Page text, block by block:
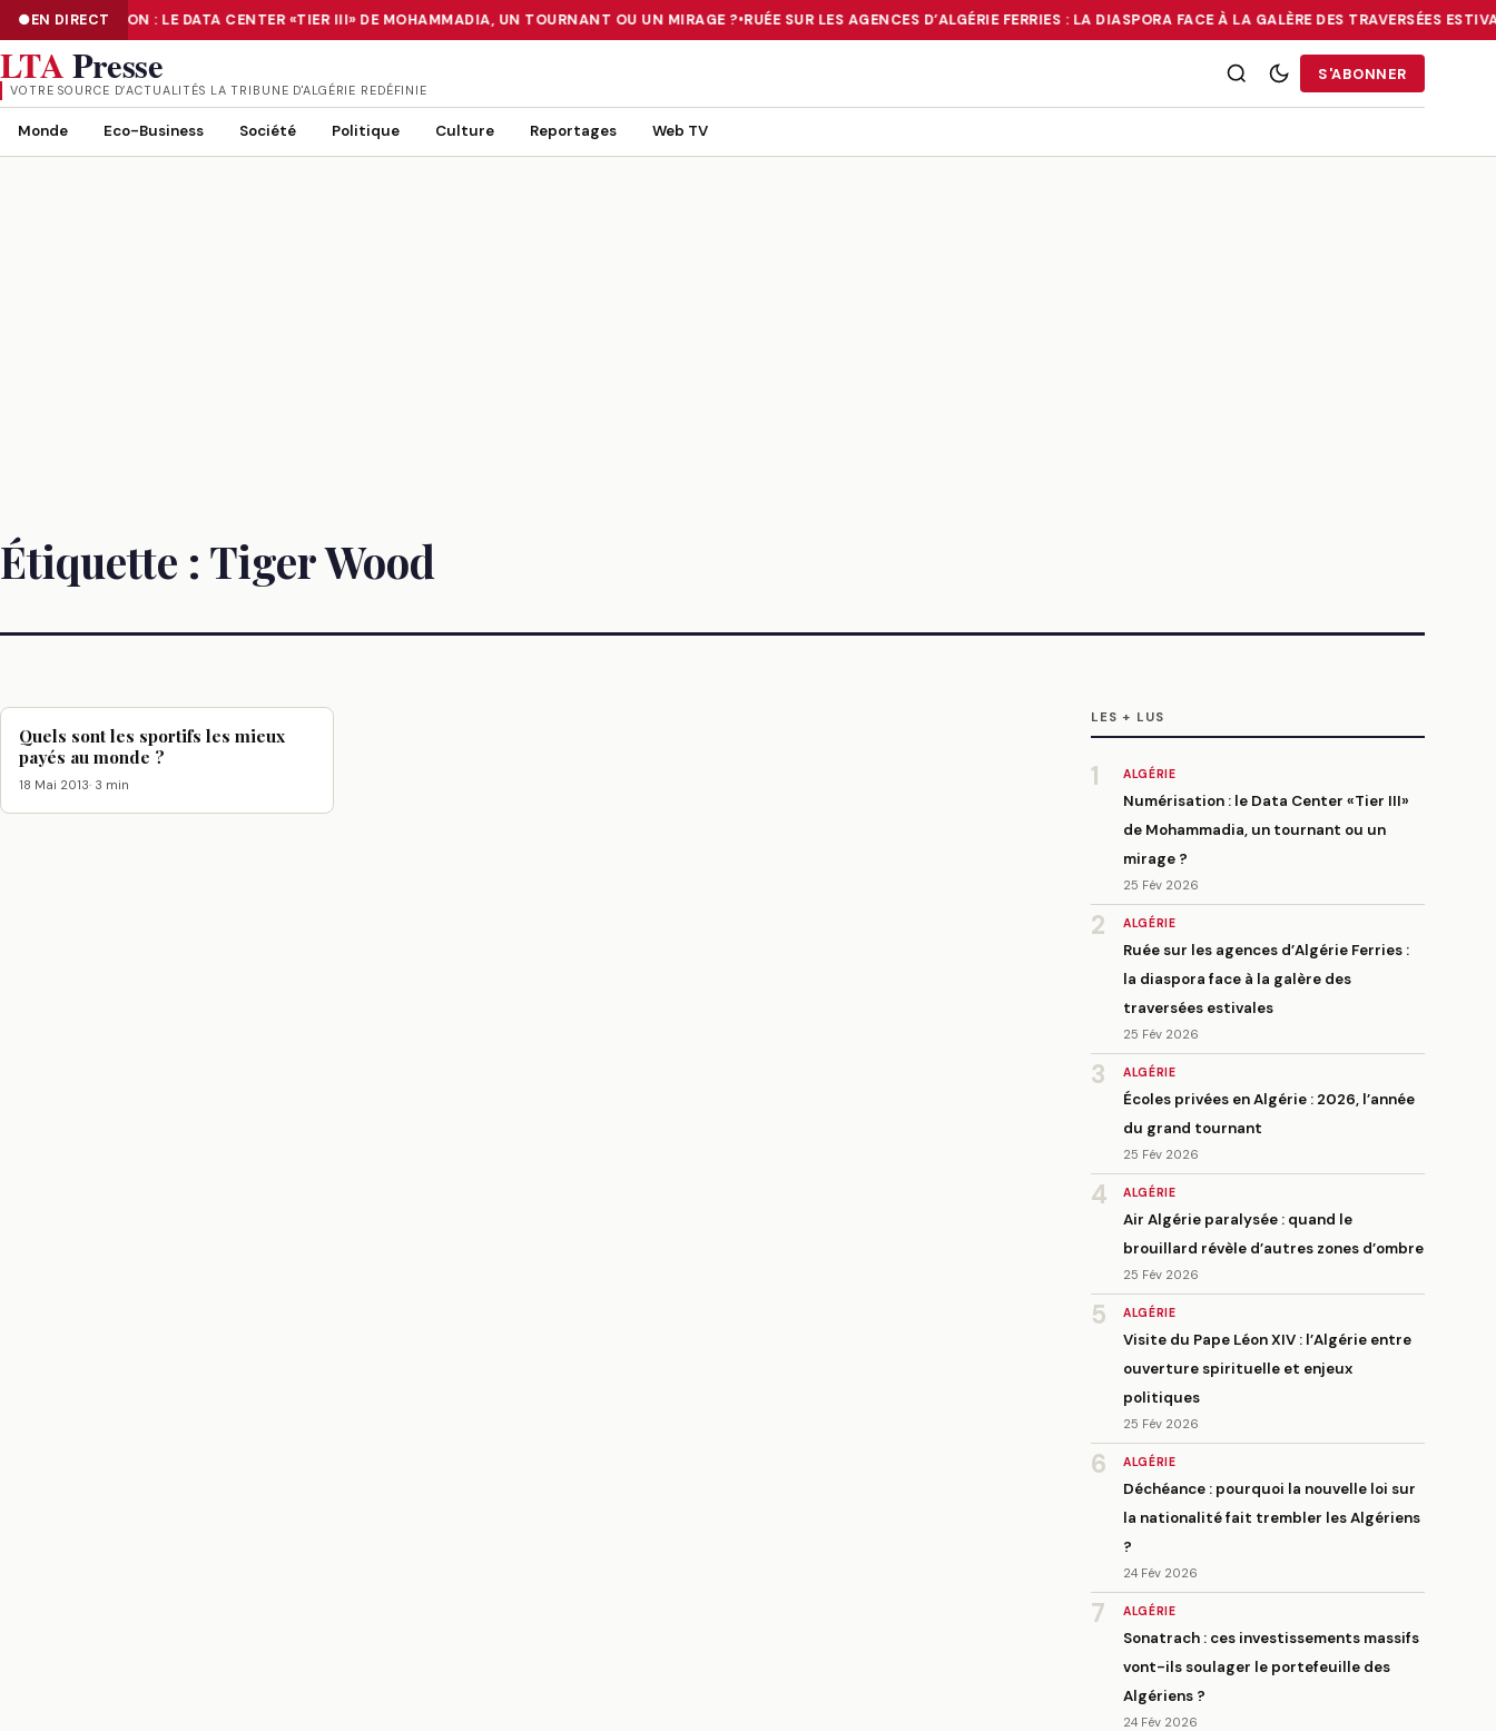
EN DIRECT
NUMÉRISATION : LE DATA CENTER «TIER III» DE MOHAMMADIA, UN TOURNANT OU UN MIRAGE ? •RUÉE SUR LES AGENCES D’ALGÉRIE FERRIES : LA DIASPORA FACE À LA GALÈRE DES TRAVERSÉES
NUMÉRISATION : LE DATA CENTER «TIER III» DE MOHAMMADIA, UN TOURNANT OU UN MIRAGE ?•RUÉE SUR LES AGENCES D’ALGÉRIE FERRIES : LA DIASPORA FACE À LA GALÈRE DES TRAVERSÉES
LTAPresse
VOTRE SOURCE D’ACTUALITÉS LA TRIBUNE D'ALGÉRIE REDÉFINIE
S'ABONNER
Monde Eco-Business Société Politique Culture Reportages Web TV
Étiquette : Tiger Wood
Quels sont les sportifs les mieux
payés au monde ?
18 Mai 2013· 3 min
LES + LUS
1 ALGÉRIE
Numérisation : le Data Center «Tier III»
de Mohammadia, un tournant ou un
mirage ?
25 Fév 2026
2 ALGÉRIE
Ruée sur les agences d’Algérie Ferries :
la diaspora face à la galère des
traversées estivales
25 Fév 2026
3 ALGÉRIE
Écoles privées en Algérie : 2026, l’année
du grand tournant
25 Fév 2026
4 ALGÉRIE
Air Algérie paralysée : quand le
brouillard révèle d’autres zones d’ombre
25 Fév 2026
5 ALGÉRIE
Visite du Pape Léon XIV : l’Algérie entre
ouverture spirituelle et enjeux
politiques
25 Fév 2026
6 ALGÉRIE
Déchéance : pourquoi la nouvelle loi sur
la nationalité fait trembler les Algériens
?
24 Fév 2026
7 ALGÉRIE
Sonatrach : ces investissements massifs
vont-ils soulager le portefeuille des
Algériens ?
24 Fév 2026